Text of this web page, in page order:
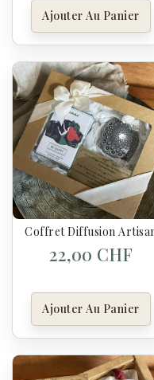
Ajouter Au Panier
Coffret Diffusion
22,00 CHF
Ajouter Au Panier